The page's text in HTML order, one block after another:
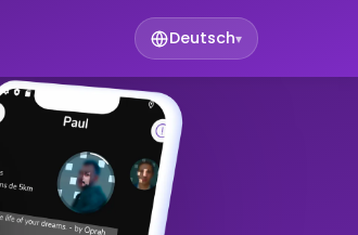
Deutsch▾